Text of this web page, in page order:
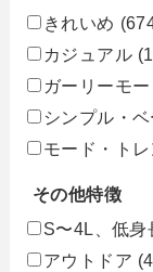
きれいめ
カジュアル
ガーリーモ
シンプル・
モード・トレ
その他特徴
S〜4L、低身
アウトドア